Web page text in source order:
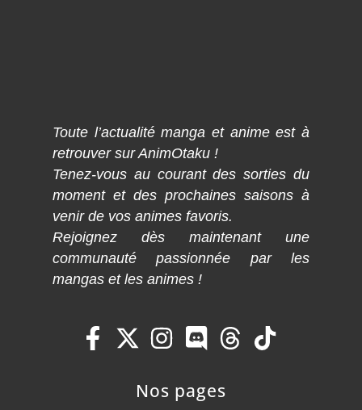
Toute l’actualité manga et anime est à
retrouver sur AnimOtaku !
Tenez-vous au courant des sorties du
moment et des prochaines saisons à
venir de vos animes favoris.
Rejoignez dès maintenant une
communauté passionnée par les
mangas et les animes !
Nos pages